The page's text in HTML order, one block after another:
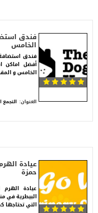
فندق
الخامس
فندق
أفضل اماكن
الخامس و
العنوان: التجمع
عيادة
حمزة
عيادة الهرم
البيطرية في
التي تحتاجها